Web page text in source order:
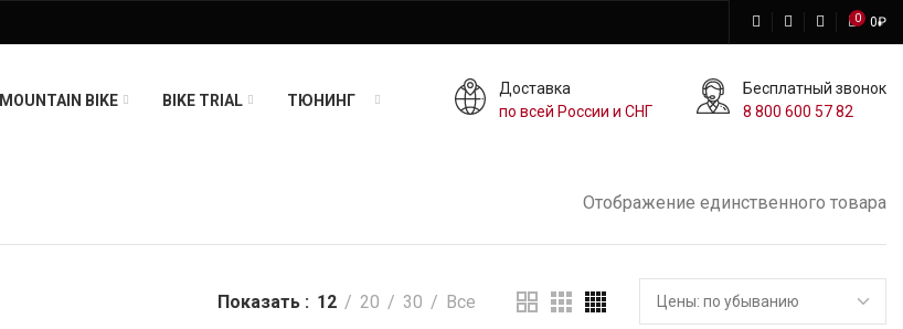
0 0₽
MOUNTAIN BIKE BIKE TRIAL ТЮНИНГ
Доставка
по всей России и СНГ
Бесплатный звонок
8 800 600 57 82
Отображение единственного товара
Показать 12 20 30 Все